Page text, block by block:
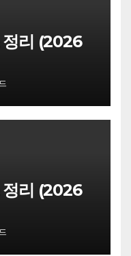
정리 (2026
정리 (2026